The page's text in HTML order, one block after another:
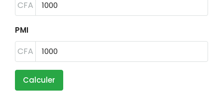
CFA
PMI
CFA
Calculer